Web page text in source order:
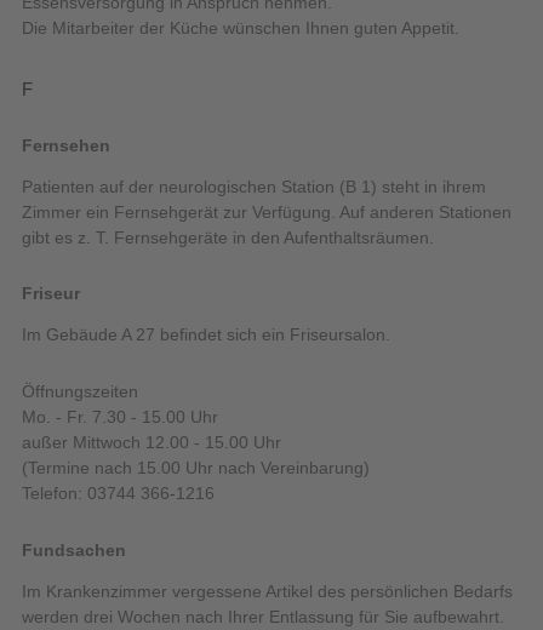
Die Mitarbeiter der Küche wünschen Ihnen guten Appetit.
F
Fernsehen
Patienten auf der neurologischen Station (B 1) steht in ihrem
Zimmer ein Fernsehgerät zur Verfügung. Auf anderen Stationen
gibt es z. T. Fernsehgeräte in den Aufenthaltsräumen.
Friseur
Im Gebäude A 27 befindet sich ein Friseursalon.
Öffnungszeiten
Mo. - Fr. 7.30 - 15.00 Uhr
außer Mittwoch 12.00 - 15.00 Uhr
(Termine nach 15.00 Uhr nach Vereinbarung)
Telefon: 03744 366-1216
Fundsachen
Im Krankenzimmer vergessene Artikel des persönlichen Bedarfs
werden drei Wochen nach Ihrer Entlassung für Sie aufbewahrt.